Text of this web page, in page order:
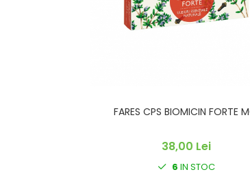
FARES CPS BIOMICIN FORTE
38,00 Lei
6 IN STOC